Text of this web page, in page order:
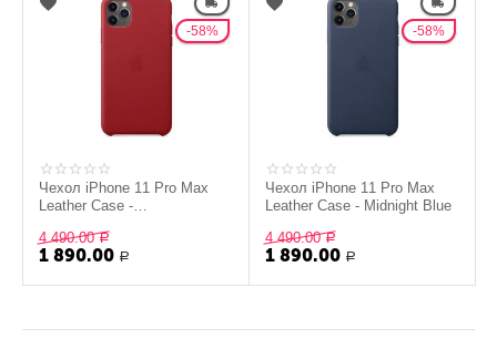
58%
Чехол iPhone 11 Pro Max
Leather Case -
4 490.00 Р
1 890.00 Р
58%
Чехол iPhone 11 Pro Max
Leather Case - Midnight Blue
4 490.00 Р
1 890.00 Р